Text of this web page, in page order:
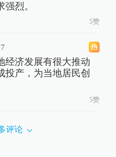
烈。
5赞
经济发展有很大推动
投产，为当地居民创
5赞
评论